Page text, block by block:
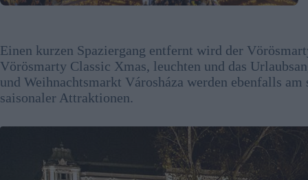
Einen kurzen Spaziergang entfernt wird der
Vörösmarty Classic Xmas, leuchten und das
und Weihnachtsmarkt Városháza werden ebenfalls
saisonaler Attraktionen.